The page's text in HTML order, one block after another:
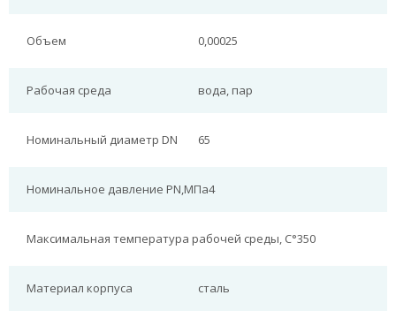
Объем 0,00025
Рабочая среда вода, пар
Номинальный диаметр DN 65
Номинальное давление PN,МПа4
Максимальная температура рабочей среды, С°350
Материал корпуса сталь